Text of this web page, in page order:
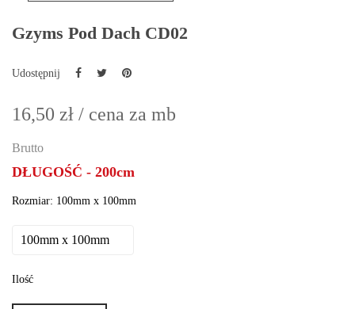
Gzyms Pod Dach CD02
Udostępnij
16,50 zł / cena za mb
Brutto
DŁUGOŚĆ - 200cm
Rozmiar: 100mm x 100mm
Ilość